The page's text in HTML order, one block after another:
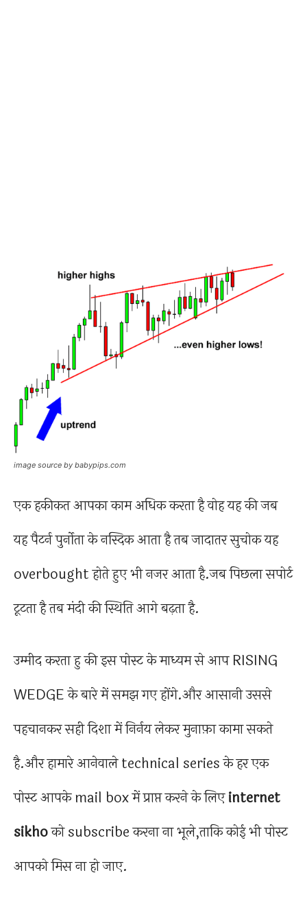
image source by babypips.com
एक हकीकत आपका काम अधिक करता है वोह यह की जब
यह पैटर्न पुर्नोता के नस्दिक आता है तब जादातर सुचोक यह
overbought होते हुए भी नजर आता है.जब पिछला सपोर्ट
टूटता है तब मंदी की स्थिति आगे बढ़ता है.
उम्मीद करता हु की इस पोस्ट के माध्यम से आप RISING
WEDGE के बारे में समझ गए होंगे.और आसानी उससे
पहचानकर सही दिशा में निर्नय लेकर मुनाफ़ा कामा सकते
है.और हामारे आनेवाले technical series के हर एक
पोस्ट आपके mail box में प्राप्त करने के लिएinternet
sikhoको subscribe करना ना भूले,ताकि कोई भी पोस्ट
आपको मिस ना हो जाए.